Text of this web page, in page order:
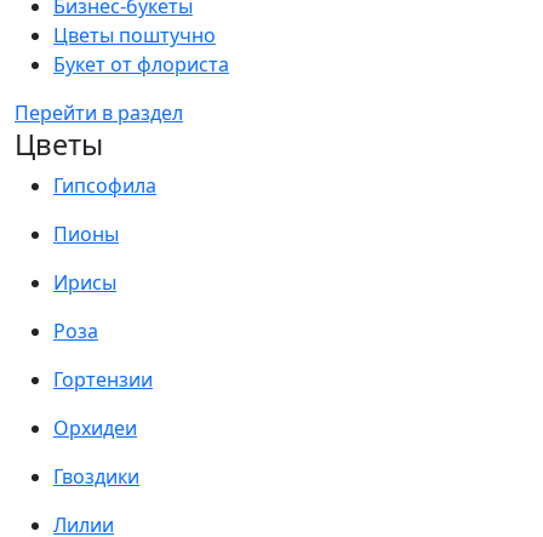
Бизнес-букеты
Цветы поштучно
Букет от флориста
Перейти в раздел
Цветы
Гипсофила
Пионы
Ирисы
Роза
Гортензии
Орхидеи
Гвоздики
Лилии